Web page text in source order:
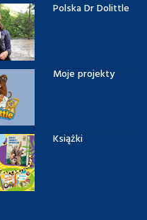
Polska Dr Dolittle
Moje projekty
Książki